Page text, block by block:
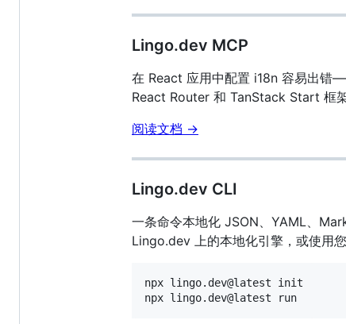
Lingo.dev MCP
在 React 应用中配置 i18n 容易出错
React Router 和 TanStack Start 框
阅读文档 →
Lingo.dev CLI
一条命令本地化 JSON、YAML、
Lingo.dev 上的本地化引擎，或使用
npx lingo.dev@latest init
npx lingo.dev@latest run